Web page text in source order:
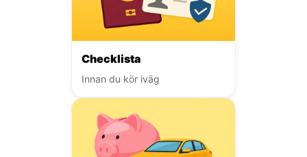
Checklista
Innan du kör iväg